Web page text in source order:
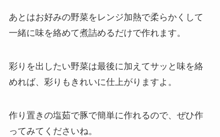
あとはお好みの野菜をレンジ加熱で柔らかくして
一緒に味を絡めて煮詰めるだけで作れます。
彩りを出したい野菜は最後に加えてサッと味を絡
めれば、彩りもきれいに仕上がりますよ。
作り置きの塩茹で豚で簡単に作れるので、ぜひ作
ってみてくださいね。